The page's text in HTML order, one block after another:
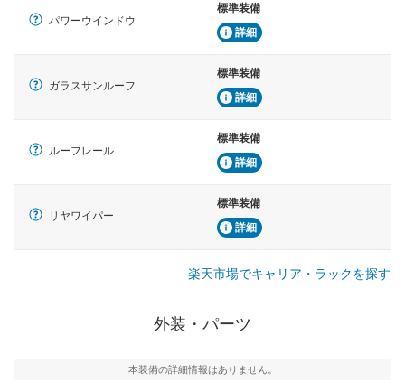
パワーウインドウ
標準装備
詳細
ガラスサンルーフ
標準装備
詳細
ルーフレール
標準装備
詳細
リヤワイパー
標準装備
詳細
楽天市場でキャリア・ラックを探す
外装・パーツ
本装備の詳細情報はありません。